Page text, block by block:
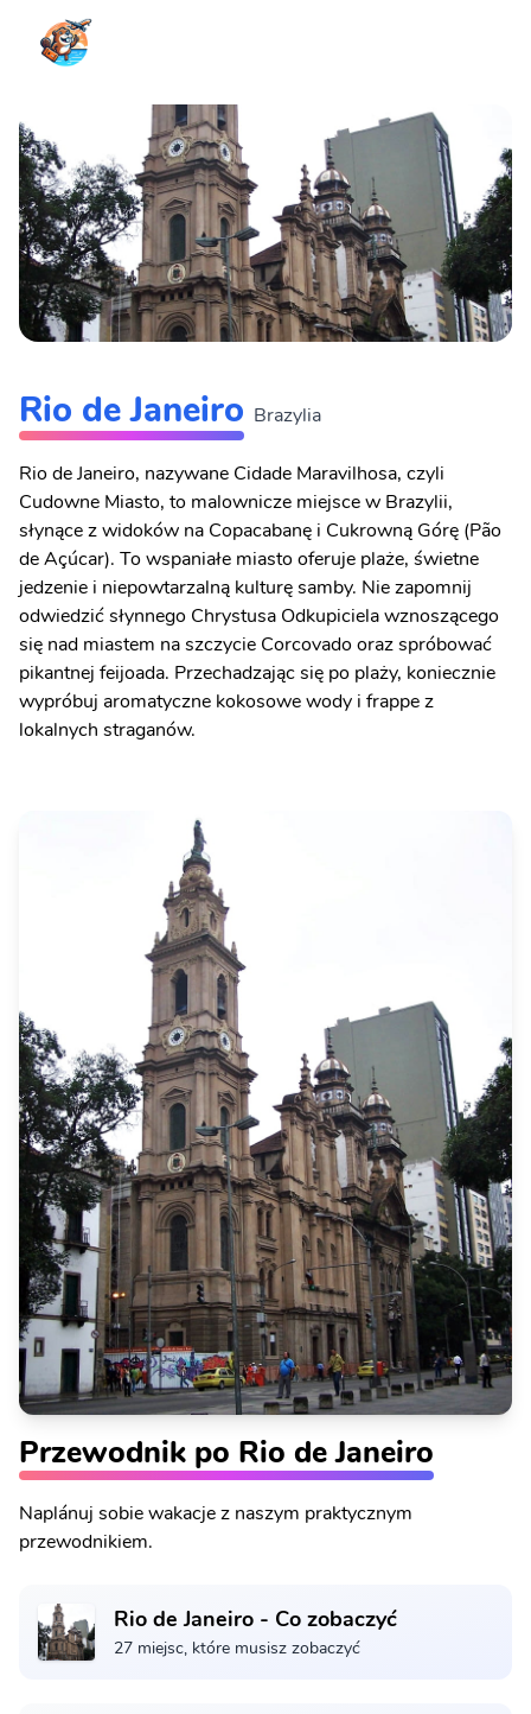
Rio de Janeiro Brazylia
Rio de Janeiro, nazywane Cidade Maravilhosa, czyli
Cudowne Miasto, to malownicze miejsce w Brazylii,
słynące z widoków na Copacabanę i Cukrowną Górę (Pão
de Açúcar). To wspaniałe miasto oferuje plaże, świetne
jedzenie i niepowtarzalną kulturę samby. Nie zapomnij
odwiedzić słynnego Chrystusa Odkupiciela wznoszącego
się nad miastem na szczycie Corcovado oraz spróbować
pikantnej feijoada. Przechadzając się po plaży, koniecznie
wypróbuj aromatyczne kokosowe wody i frappe z
lokalnych straganów.
Przewodnik po Rio de Janeiro
Naplánuj sobie wakacje z naszym praktycznym
przewodnikiem.
Rio de Janeiro - Co zobaczyć
27 miejsc, które musisz zobaczyć